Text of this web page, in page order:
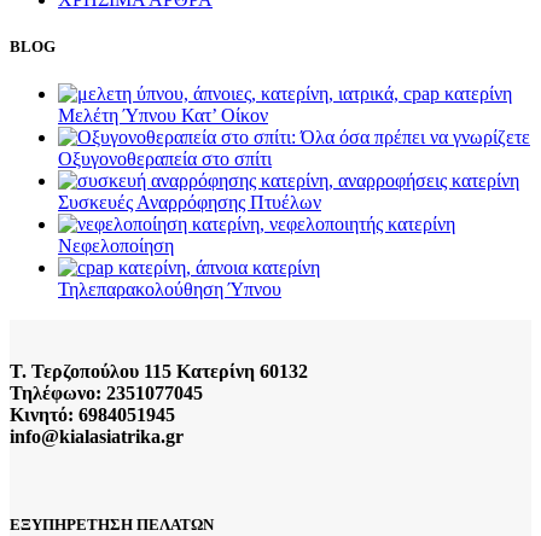
BLOG
Μελέτη Ύπνου Κατ’ Οίκον
Οξυγονοθεραπεία στο σπίτι
Συσκευές Αναρρόφησης Πτυέλων
Νεφελοποίηση
Τηλεπαρακολούθηση Ύπνου
Τ. Τερζοπούλου 115 Κατερίνη 60132
Τηλέφωνο: 2351077045
Κινητό: 6984051945
info@kialasiatrika.gr
ΕΞΥΠΗΡΕΤΗΣΗ ΠΕΛΑΤΩΝ